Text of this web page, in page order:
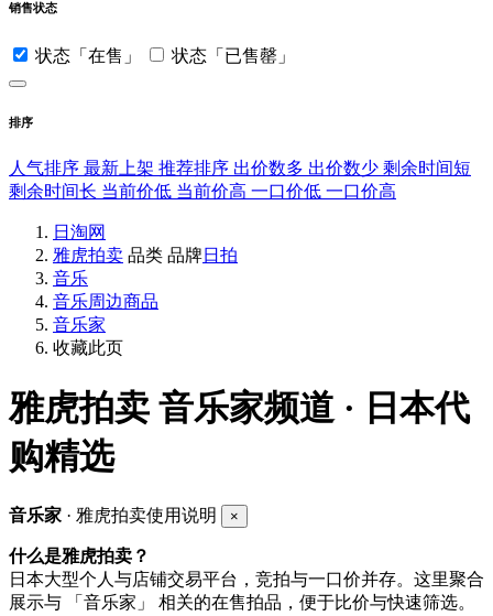
销售状态
状态「在售」 状态「已售罄」
排序
人气排序 最新上架 推荐排序 出价数多 出价数少 剩余时间短
剩余时间长 当前价低 当前价高 一口价低 一口价高
日淘网
雅虎拍卖 品类 品牌日拍
音乐
音乐周边商品
音乐家
收藏此页
雅虎拍卖 音乐家频道 · 日本代
购精选
音乐家 · 雅虎拍卖使用说明 ×
什么是雅虎拍卖？
日本大型个人与店铺交易平台，竞拍与一口价并存。这里聚合
展示与 「音乐家」 相关的在售拍品，便于比价与快速筛选。